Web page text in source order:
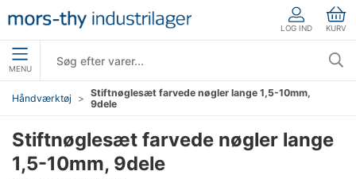
LOG IND KURV
MENU
Håndværktøj
Stiftnøglesæt farvede nøgler lange 1,5-10mm,
9dele
Stiftnøglesæt farvede nøgler lange
1,5-10mm, 9dele